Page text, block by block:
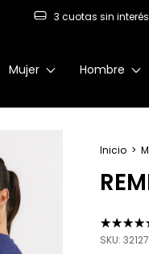
3 cuotas sin interés
Mujer Hombre
Inicio >
SKU:32127